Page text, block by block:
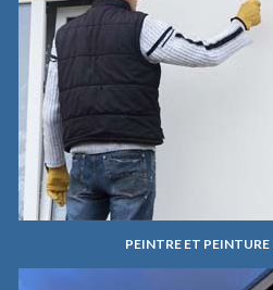
PEINTRE ET PEINTURE